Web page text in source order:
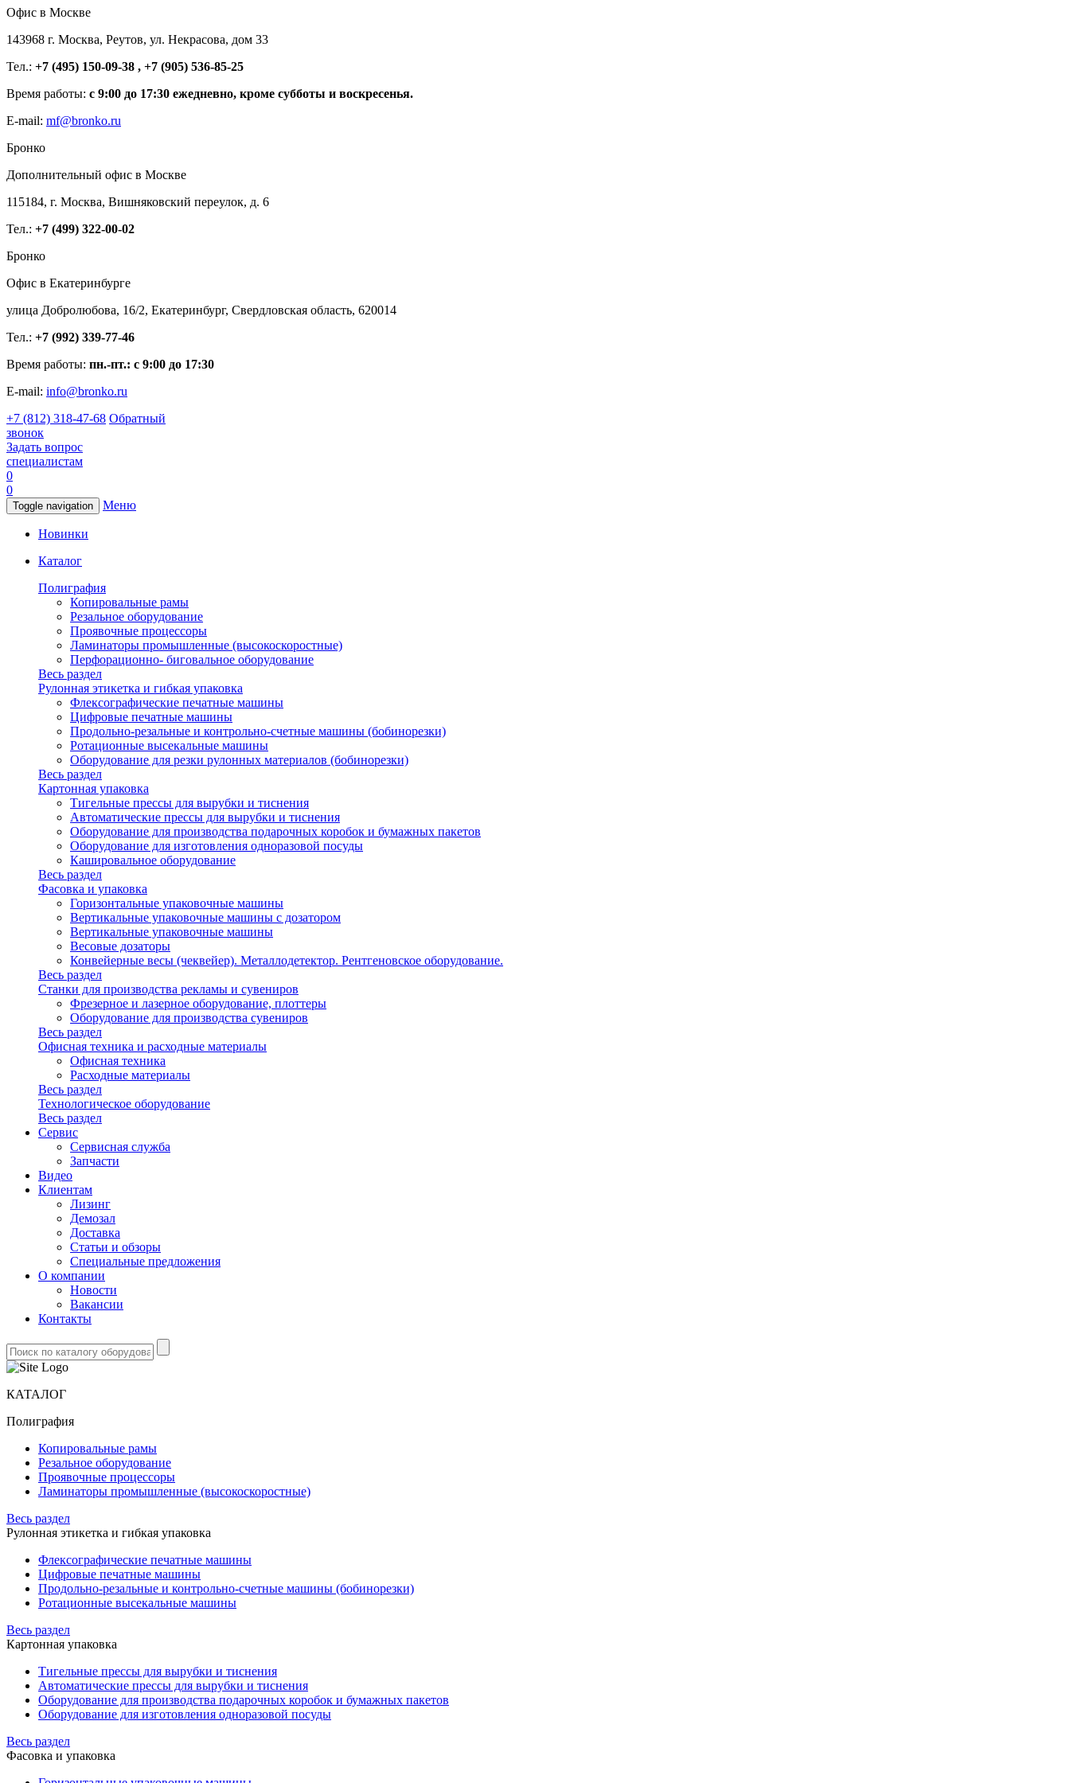
Офис в Москве
143968 г. Москва, Реутов, ул. Некрасова, дом 33
Тел.: +7 (495) 150-09-38 , +7 (905) 536-85-25
Время работы: с 9:00 до 17:30 ежедневно, кроме субботы и воскресенья.
E-mail: mf@bronko.ru
Бронко
Дополнительный офис в Москве
115184, г. Москва, Вишняковский переулок, д. 6
Тел.: +7 (499) 322-00-02
Бронко
Офис в Екатеринбурге
улица Добролюбова, 16/2, Екатеринбург, Свердловская область, 620014
Тел.: +7 (992) 339-77-46
Время работы: пн.-пт.: с 9:00 до 17:30
E-mail: info@bronko.ru
+7 (812) 318-47-68 Обратный
звонок
Задать вопрос
специалистам
0
0
Toggle navigation Меню
Новинки
Каталог
Полиграфия
Копировальные рамы
Резальное оборудование
Проявочные процессоры
Ламинаторы промышленные (высокоскоростные)
Перфорационно- биговальное оборудование
Весь раздел
Рулонная этикетка и гибкая упаковка
Флексографические печатные машины
Цифровые печатные машины
Продольно-резальные и контрольно-счетные машины (бобинорезки)
Ротационные высекальные машины
Оборудование для резки рулонных материалов (бобинорезки)
Весь раздел
Картонная упаковка
Тигельные прессы для вырубки и тиснения
Автоматические прессы для вырубки и тиснения
Оборудование для производства подарочных коробок и бумажных пакетов
Оборудование для изготовления одноразовой посуды
Кашировальное оборудование
Весь раздел
Фасовка и упаковка
Горизонтальные упаковочные машины
Вертикальные упаковочные машины с дозатором
Вертикальные упаковочные машины
Весовые дозаторы
Конвейерные весы (чеквейер). Металлодетектор. Рентгеновское оборудование.
Весь раздел
Станки для производства рекламы и сувениров
Фрезерное и лазерное оборудование, плоттеры
Оборудование для производства сувениров
Весь раздел
Офисная техника и расходные материалы
Офисная техника
Расходные материалы
Весь раздел
Технологическое оборудование
Весь раздел
Сервис
Сервисная служба
Запчасти
Видео
Клиентам
Лизинг
Демозал
Доставка
Статьи и обзоры
Специальные предложения
О компании
Новости
Вакансии
Контакты
КАТАЛОГ
Полиграфия
Копировальные рамы
Резальное оборудование
Проявочные процессоры
Ламинаторы промышленные (высокоскоростные)
Весь раздел
Рулонная этикетка и гибкая упаковка
Флексографические печатные машины
Цифровые печатные машины
Продольно-резальные и контрольно-счетные машины (бобинорезки)
Ротационные высекальные машины
Весь раздел
Картонная упаковка
Тигельные прессы для вырубки и тиснения
Автоматические прессы для вырубки и тиснения
Оборудование для производства подарочных коробок и бумажных пакетов
Оборудование для изготовления одноразовой посуды
Весь раздел
Фасовка и упаковка